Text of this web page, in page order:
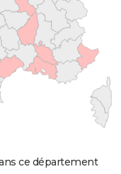
ce département